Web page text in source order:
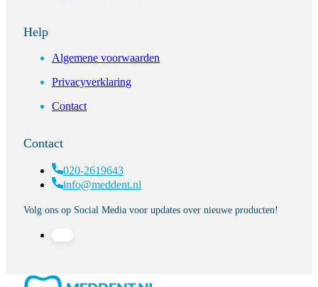
Help
Algemene voorwaarden
Privacyverklaring
Contact
Contact
020-2619643
info@meddent.nl
Volg ons op Social Media voor updates over nieuwe producten!